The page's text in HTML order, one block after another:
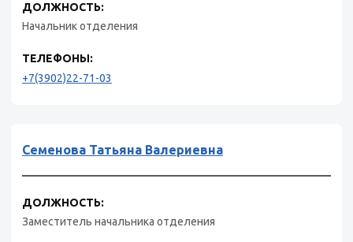
ДОЛЖНОСТЬ:
Начальник отделения
ТЕЛЕФОНЫ:
+7(3902)22-71-03
Семенова Татьяна Валериевна
ДОЛЖНОСТЬ:
Заместитель начальника отделения